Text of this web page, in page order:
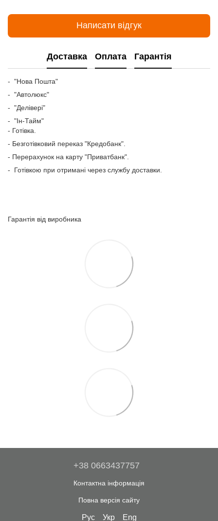
Написати відгук
Доставка Оплата Гарантія
- "Нова Пошта"
- "Автолюкс"
- "Делівері"
- "Ін-Тайм"
- Готівка.
- Безготівковий переказ "Кредобанк".
- Перерахунок на карту "Приватбанк".
- Готівкою при отримані через службу доставки.
Гарантія від виробника
+38 0663437757
Контактна інформація
Повна версія сайту
Рус Укр Eng